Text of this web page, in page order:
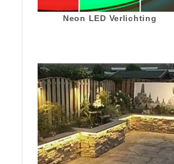
Neon LED Verlichting